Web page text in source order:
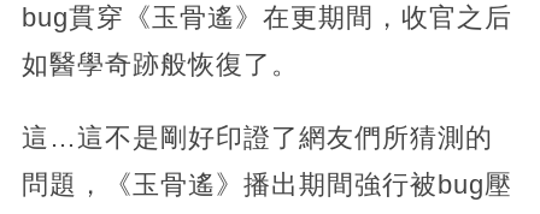
bug貫穿《玉骨遙》在更期間，收官之后
如醫學奇跡般恢復了。
這…這不是剛好印證了網友們所猜測的
問題，《玉骨遙》播出期間強行被bug壓